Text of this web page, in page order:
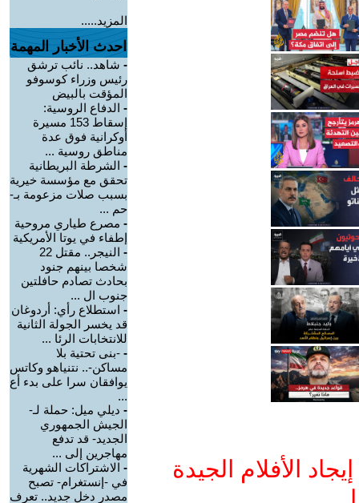
الأفلام الجيدة
المزيد.....
احدث الأخبار المهمة
- شاهد.. نائب ترشق
رئيس وزراء كوسوفو
المؤقت بالبيض
- الدفاع الروسية:
إسقاط 153 مسيرة
أوكرانية فوق عدة
مناطق روسية ...
- الشرطة البريطانية
تحقق مع مؤسسة خيرية
بسبب صلات مزعومة بـ-
حم ...
- مصرع طياري مروحية
إطفاء في يوتا الأمريكية
-
النيجر.. مقتل 22
شخصا بينهم جنود
بحادث تصادم حافلتين
جنوب ال ...
- استطلاع رأي: أردوغان
قد يخسر الجولة الثانية
للانتخابات الرئا ...
- -بنى تحتية بلا
مساكن-.. نتنياهو وكاتس
يوافقان سرا على بدء أع
...
- ديلي ميل: حملة لـ-
الجيش الجمهوري
الجديد- قد تدفع
مهاجرين إلى ...
- الاشتراكات الشهرية
في -إنستغرام- تصبح
مصدر دخل جديد.. تعرف